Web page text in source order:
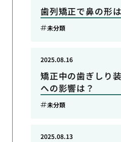
歯列矯正で鼻の形
未分類
矯正中の歯ぎしり
への影響は？
2025.08.16
未分類
2025.08.13